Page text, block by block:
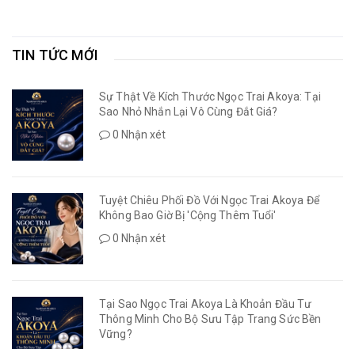
TIN TỨC MỚI
Sự Thật Về Kích Thước Ngọc Trai Akoya: Tại
Sao Nhỏ Nhắn Lại Vô Cùng Đắt Giá?
0 Nhận xét
Tuyệt Chiêu Phối Đồ Với Ngọc Trai Akoya Để
Không Bao Giờ Bị 'Cộng Thêm Tuổi'
0 Nhận xét
Tại Sao Ngọc Trai Akoya Là Khoản Đầu Tư
Thông Minh Cho Bộ Sưu Tập Trang Sức Bền
Vững?